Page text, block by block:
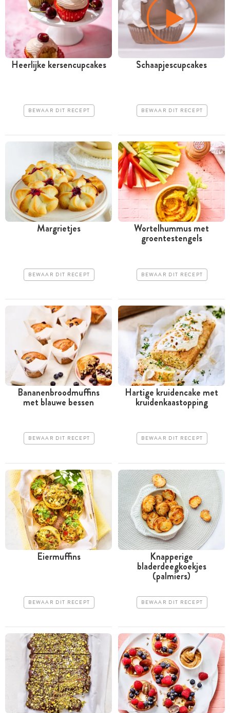
Heerlijke kersencupcakes
BEWAAR DIT RECEPT
Schaapjescupcakes
BEWAAR DIT RECEPT
Margrietjes
BEWAAR DIT RECEPT
Wortelhummus met
groentestengels
BEWAAR DIT RECEPT
Bananenbroodmuffins
met blauwe bessen
BEWAAR DIT RECEPT
Hartige kruidencake met
kruidenkaastopping
BEWAAR DIT RECEPT
Eiermuffins
BEWAAR DIT RECEPT
Knapperige
bladerdeegkoekjes
(palmiers)
BEWAAR DIT RECEPT